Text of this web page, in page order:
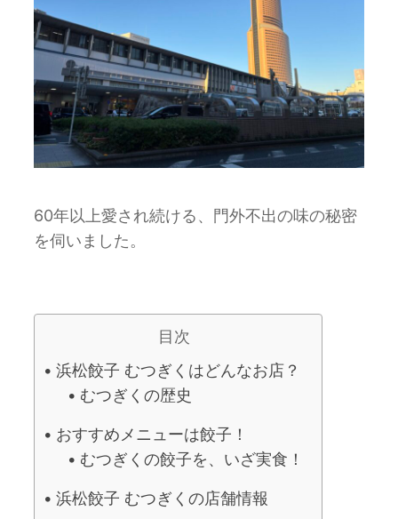
60年以上愛され続ける、門外不出の味の秘密
を伺いました。
目次
浜松餃子 むつぎくはどんなお店？
むつぎくの歴史
おすすめメニューは餃子！
むつぎくの餃子を、いざ実食！
浜松餃子 むつぎくの店舗情報